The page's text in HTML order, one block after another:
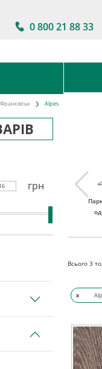
0 800 21 88 33
Alpes
грн
дошку
Всього3
x